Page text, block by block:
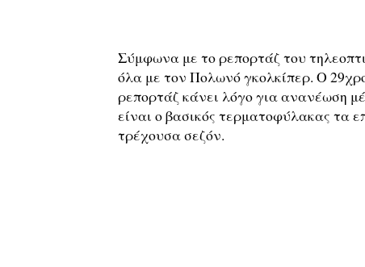
Σύμφωνα με το ρεπορτάζ του
όλα με τον Πολωνό γκολκίπερ. Ο
ρεπορτάζ κάνει λόγο για ανανέωση
είναι ο βασικός τερματοφύλακας τα
τρέχουσα σεζόν.